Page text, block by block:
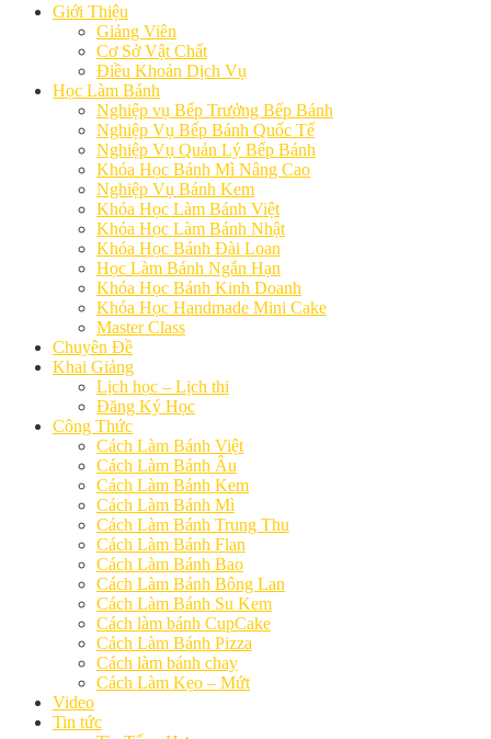
Giới Thiệu
Giảng Viên
Cơ Sở Vật Chất
Điều Khoản Dịch Vụ
Học Làm Bánh
Nghiệp vụ Bếp Trưởng Bếp Bánh
Nghiệp Vụ Bếp Bánh Quốc Tế
Nghiệp Vụ Quản Lý Bếp Bánh
Khóa Học Bánh Mì Nâng Cao
Nghiệp Vụ Bánh Kem
Khóa Học Làm Bánh Việt
Khóa Học Làm Bánh Nhật
Khóa Học Bánh Đài Loan
Học Làm Bánh Ngắn Hạn
Khóa Học Bánh Kinh Doanh
Khóa Học Handmade Mini Cake
Master Class
Chuyên Đề
Khai Giảng
Lịch học – Lịch thi
Đăng Ký Học
Công Thức
Cách Làm Bánh Việt
Cách Làm Bánh Âu
Cách Làm Bánh Kem
Cách Làm Bánh Mì
Cách Làm Bánh Trung Thu
Cách Làm Bánh Flan
Cách Làm Bánh Bao
Cách Làm Bánh Bông Lan
Cách Làm Bánh Su Kem
Cách làm bánh CupCake
Cách Làm Bánh Pizza
Cách làm bánh chay
Cách Làm Kẹo – Mứt
Video
Tin tức